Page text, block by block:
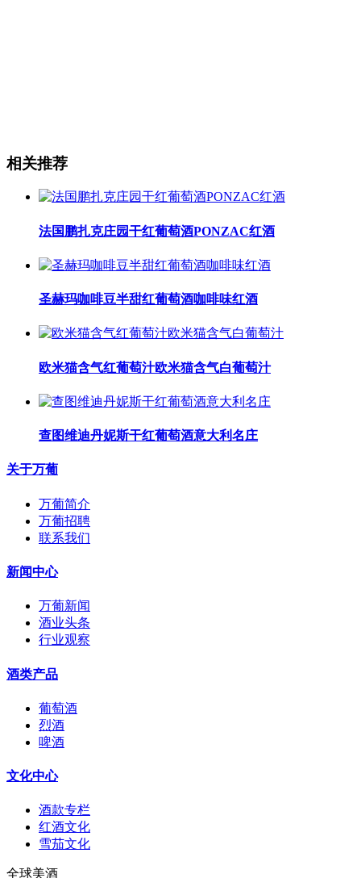
相关推荐
法国鹏扎克庄园干红葡萄酒PONZAC红酒
圣赫玛咖啡豆半甜红葡萄酒咖啡味红酒
​欧米猫含气红葡萄汁​欧米猫含气白葡萄汁
查图维迪丹妮斯干红葡萄酒意大利名庄
关于万葡
万葡简介
万葡招聘
联系我们
新闻中心
万葡新闻
酒业头条
行业观察
酒类产品
葡萄酒
烈酒
啤酒
文化中心
酒款专栏
红酒文化
雪茄文化
全球美酒